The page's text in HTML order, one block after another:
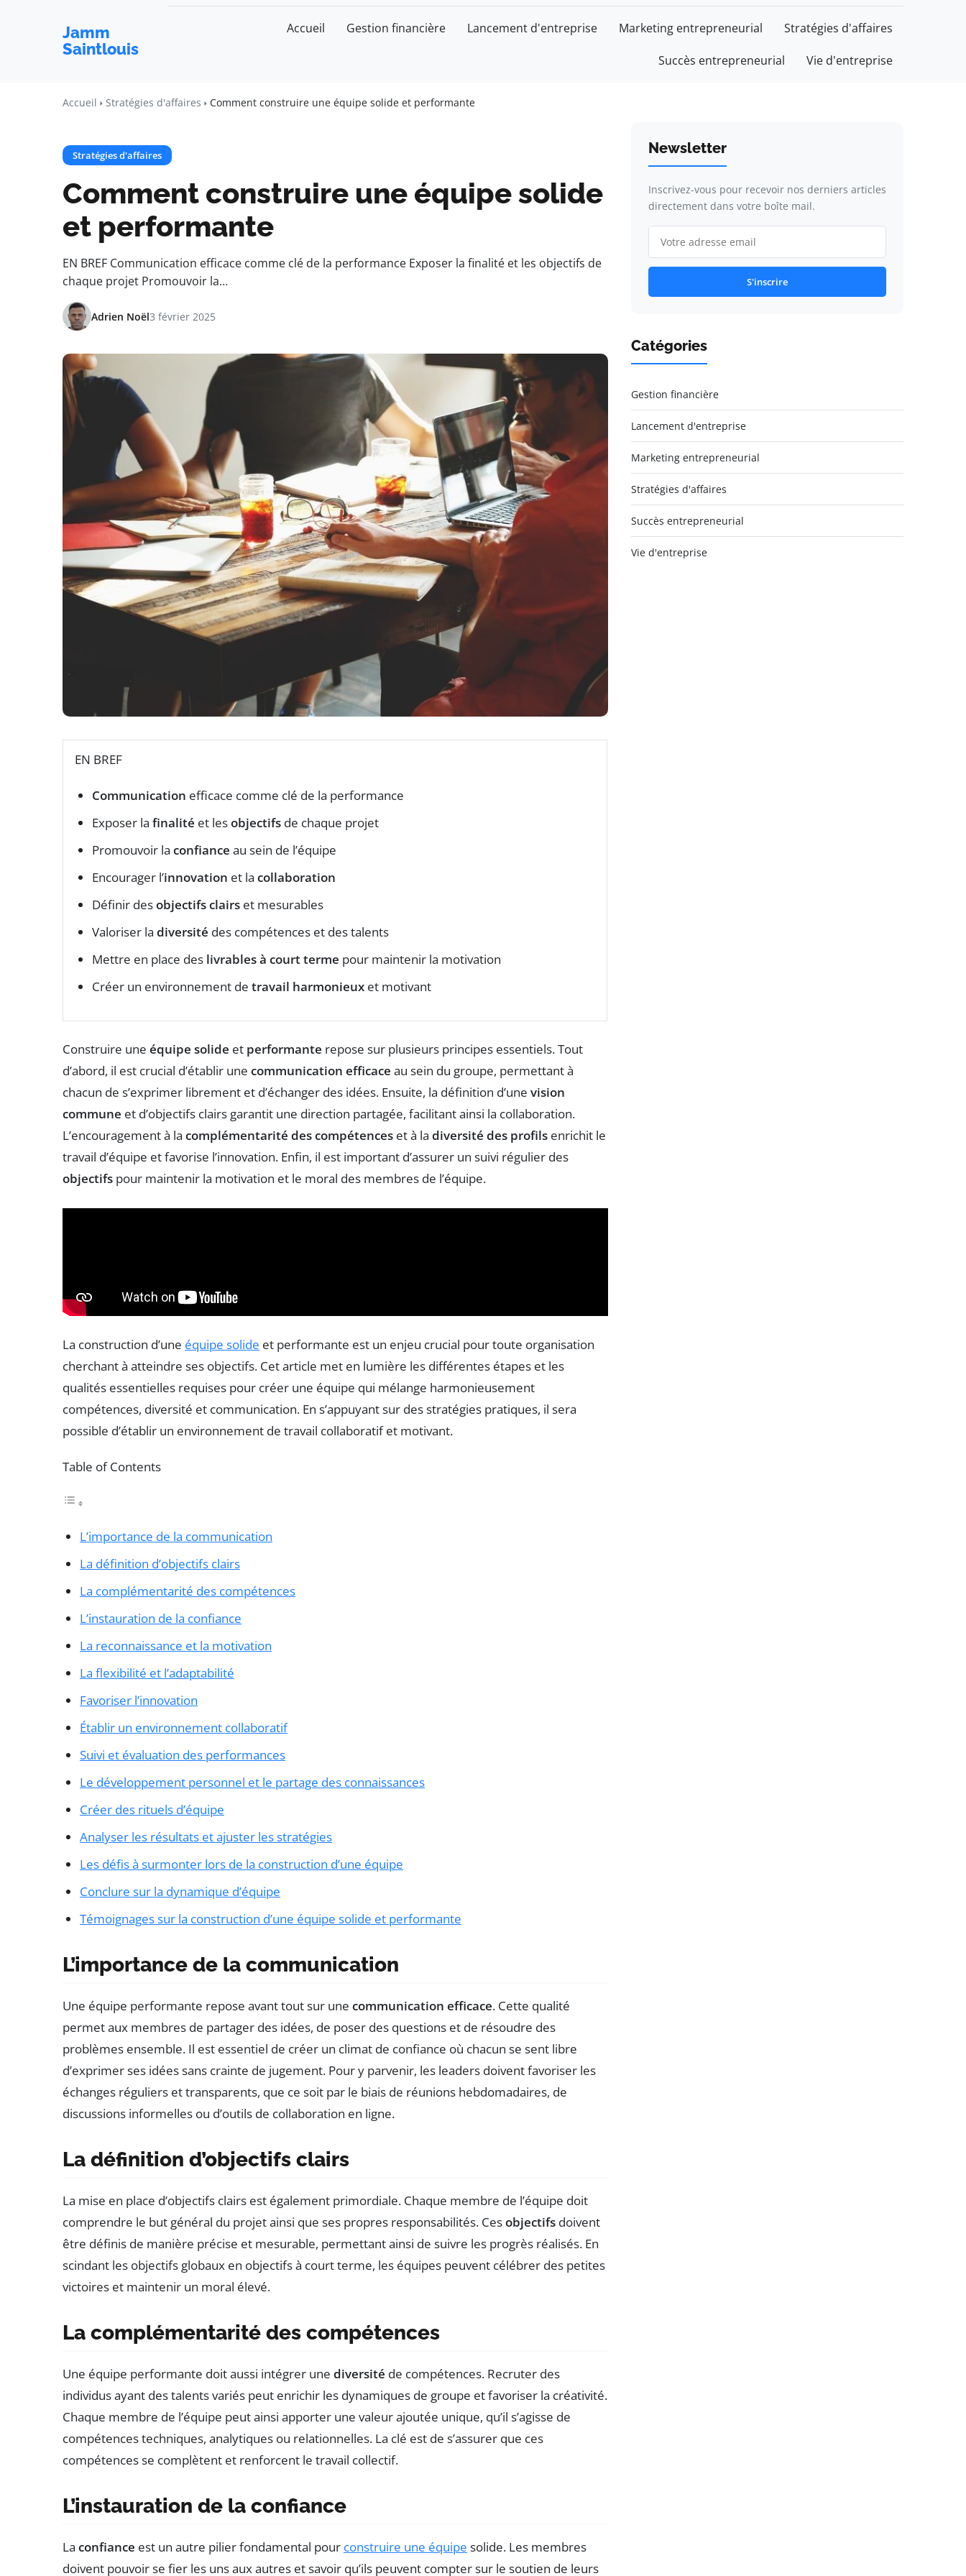
Jamm
Saintlouis
Accueil Gestion financière Lancement d'entreprise Marketing entrepreneurial Stratégies d'affaires
Succès entrepreneurial Vie d'entreprise
Accueil Stratégies d'affaires Comment construire une équipe solide et performante
Stratégies d'affaires
Comment construire une équipe solide
et performante
EN BREF Communication efficace comme clé de la performance Exposer la finalité et les objectifs de
chaque projet Promouvoir la…
Adrien Noël3 février 2025
EN BREF
Communication efficace comme clé de la performance
Exposer la finalité et lesobjectifs de chaque projet
Promouvoir la confiance au sein de l’équipe
Encourager l’innovation et la collaboration
Définir desobjectifs clairs et mesurables
Valoriser la diversité des compétences et des talents
Mettre en place des livrables à court terme pour maintenir la motivation
Créer un environnement de travail harmonieux et motivant
Construire une équipe solide et performante repose sur plusieurs principes essentiels. Tout
d’abord, il est crucial d’établir une communication efficace au sein du groupe, permettant à
chacun de s’exprimer librement et d’échanger des idées. Ensuite, la définition d’une vision
commune et d’objectifs clairs garantit une direction partagée, facilitant ainsi la collaboration.
L’encouragement à la complémentarité des compétences et à la diversité des profils enrichit le
travail d’équipe et favorise l’innovation. Enfin, il est important d’assurer un suivi régulier des
objectifs pour maintenir la motivation et le moral des membres de l’équipe.
La construction d’une équipe solide et performante est un enjeu crucial pour toute organisation
cherchant à atteindre ses objectifs. Cet article met en lumière les différentes étapes et les
qualités essentielles requises pour créer une équipe qui mélange harmonieusement
compétences, diversité et communication. En s’appuyant sur des stratégies pratiques, il sera
possible d’établir un environnement de travail collaboratif et motivant.
Table of Contents
L’importance de la communication
La définition d’objectifs clairs
La complémentarité des compétences
L’instauration de la confiance
La reconnaissance et la motivation
La flexibilité et l’adaptabilité
Favoriser l’innovation
Établir un environnement collaboratif
Suivi et évaluation des performances
Le développement personnel et le partage des connaissances
Créer des rituels d’équipe
Analyser les résultats et ajuster les stratégies
Les défis à surmonter lors de la construction d’une équipe
Conclure sur la dynamique d’équipe
Témoignages sur la construction d’une équipe solide et performante
L’importance de la communication
Une équipe performante repose avant tout sur une communication efficace. Cette qualité
permet aux membres de partager des idées, de poser des questions et de résoudre des
problèmes ensemble. Il est essentiel de créer un climat de confiance où chacun se sent libre
d’exprimer ses idées sans crainte de jugement. Pour y parvenir, les leaders doivent favoriser les
échanges réguliers et transparents, que ce soit par le biais de réunions hebdomadaires, de
discussions informelles ou d’outils de collaboration en ligne.
La définition d’objectifs clairs
La mise en place d’objectifs clairs est également primordiale. Chaque membre de l’équipe doit
comprendre le but général du projet ainsi que ses propres responsabilités. Cesobjectifs doivent
être définis de manière précise et mesurable, permettant ainsi de suivre les progrès réalisés. En
scindant les objectifs globaux en objectifs à court terme, les équipes peuvent célébrer des petites
victoires et maintenir un moral élevé.
La complémentarité des compétences
Une équipe performante doit aussi intégrer une diversité de compétences. Recruter des
individus ayant des talents variés peut enrichir les dynamiques de groupe et favoriser la créativité.
Chaque membre de l’équipe peut ainsi apporter une valeur ajoutée unique, qu’il s’agisse de
compétences techniques, analytiques ou relationnelles. La clé est de s’assurer que ces
compétences se complètent et renforcent le travail collectif.
L’instauration de la confiance
La confiance est un autre pilier fondamental pour construire une équipe solide. Les membres
doivent pouvoir se fier les uns aux autres et savoir qu’ils peuvent compter sur le soutien de leurs
Newsletter
Inscrivez-vous pour recevoir nos derniers articles
directement dans votre boîte mail.
S'inscrire
Catégories
Gestion financière
Lancement d'entreprise
Marketing entrepreneurial
Stratégies d'affaires
Succès entrepreneurial
Vie d'entreprise